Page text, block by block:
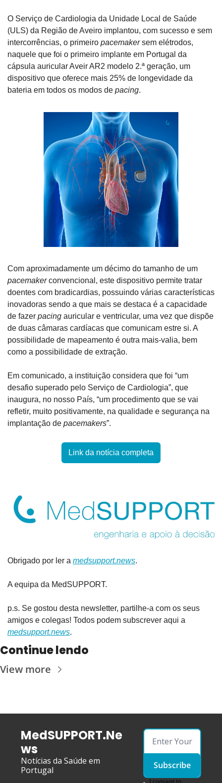
O Serviço de Cardiologia da Unidade Local de Saúde
(ULS) da Região de Aveiro implantou, com sucesso e sem
intercorrências, o primeiro pacemaker sem elétrodos,
naquele que foi o primeiro implante em Portugal da
cápsula auricular Aveir AR2 modelo 2.ª geração, um
dispositivo que oferece mais 25% de longevidade da
bateria em todos os modos de pacing.
pacemaker convencional, este dispositivo permite tratar
doentes com bradicardias, possuindo várias características
inovadoras sendo a que mais se destaca é a capacidade
de fazer pacing auricular e ventricular, uma vez que dispõe
de duas câmaras cardíacas que comunicam estre si. A
possibilidade de mapeamento é outra mais-valia, bem
como a possibilidade de extração.
Em comunicado, a instituição considera que foi “um
desafio superado pelo Serviço de Cardiologia”, que
inaugura, no nosso País, “um procedimento que se vai
refletir, muito positivamente, na qualidade e segurança na
implantação de pacemakers”.
Link da notícia completa
Obrigado por ler a medsupport.news.
A equipa da MedSUPPORT.
p.s. Se gostou desta newsletter, partilhe-a com os seus
medsupport.news.
Continue lendo
View more
MedSUPPORT.Ne
ws
Notícias da Saúde em
Portugal
Subscribe